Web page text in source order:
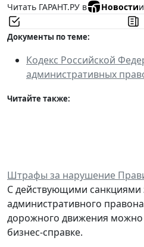
Читать ГАРАНТ.РУ в
Новостии
Документы по теме:
Кодекс Российской
административных
Читайте также:
Штрафы за нарушение
С действующими санкциями
административного
дорожного движения
бизнес-справке.